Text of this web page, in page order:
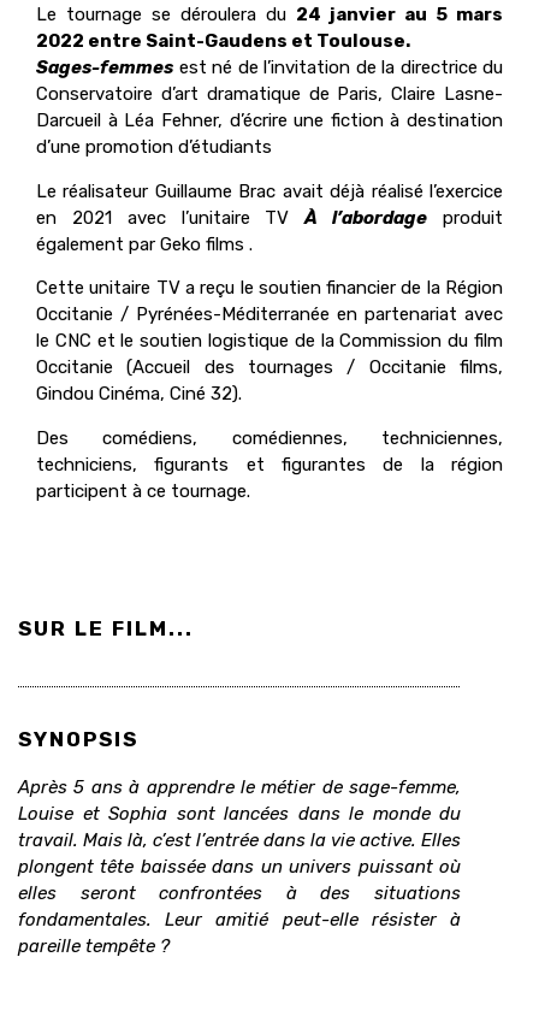
Le tournage se déroulera du 24 janvier au 5 mars
2022 entre Saint-Gaudens et Toulouse.
Sages-femmes est né de l’invitation de la directrice du
Conservatoire d’art dramatique de Paris, Claire Lasne-
Darcueil à Léa Fehner, d’écrire une fiction à destination
d’une promotion d’étudiants
Le réalisateur Guillaume Brac avait déjà réalisé l’exercice
en 2021 avec l’unitaire TVÀ l’abordage
produit
également par Geko films .
Cette unitaire TV a reçu le soutien financier de la Région
Occitanie / Pyrénées-Méditerranée en partenariat avec
le CNC et le soutien logistique de la Commission du film
Occitanie (Accueil des tournages / Occitanie films,
Gindou Cinéma, Ciné 32).
Des comédiens, comédiennes, techniciennes,
techniciens, figurants et figurantes de la région
participent à ce tournage.
SUR LE FILM...
SYNOPSIS
Après 5 ans à apprendre le métier de sage-femme,
Louise et Sophia sont lancées dans le monde du
travail. Mais là, c’est l’entrée dans la vie active. Elles
plongent tête baissée dans un univers puissant où
elles seront confrontées à des situations
fondamentales. Leur amitié peut-elle résister à
pareille tempête ?